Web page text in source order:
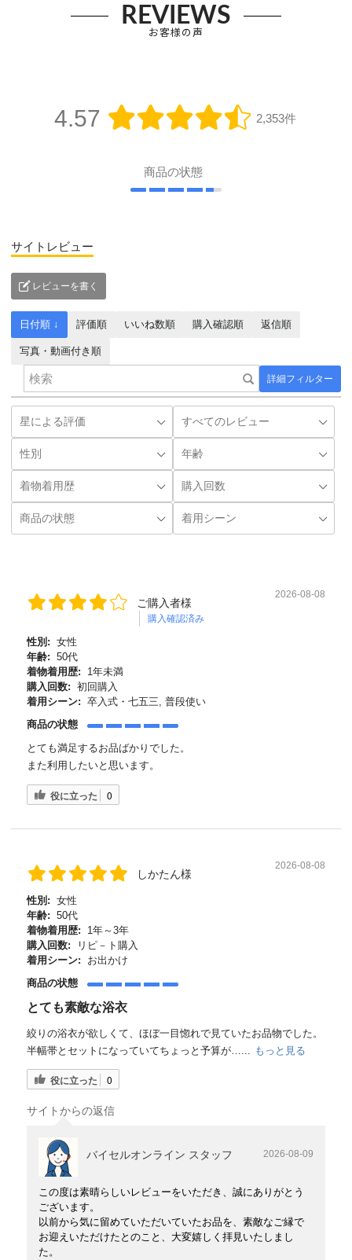
REVIEWS
お客様の声
4.57 2,353件
商品の状態
サイトレビュー
レビューを書く
詳細フィルター
日付順 ↓ 評価順 いいね数順 購入確認順 返信順
写真・動画付き順
ご購入者様
購入確認済み
2026-08-08
性別: 女性
年齢: 50代
着物着用歴:
1年未満
購入回数: 初回購入
着用シーン: 卒入式・七五三, 普段使い
商品の状態
とても満足するお品ばかりでした。
また利用したいと思います。
役に立った 0
しかたん様
2026-08-08
性別: 女性
年齢: 50代
着物着用歴:
1年～3年
購入回数:
リピ－ト購入
着用シーン:
お出かけ
商品の状態
とても素敵な浴衣
絞りの浴衣が欲しくて、ほぼ一目惚れで見ていたお品物でした。
半幅帯とセットになっていてちょっと予算が…...
もっと見る
役に立った 0
サイトからの返信
バイセルオンライン スタッフ 2026-08-09
この度は素晴らしいレビューをいただき、誠にありがとう
ございます。
以前から気に留めていただいていたお品を、素敵なご縁で
お迎えいただけたとのこと、大変嬉しく拝見いたしまし
た。